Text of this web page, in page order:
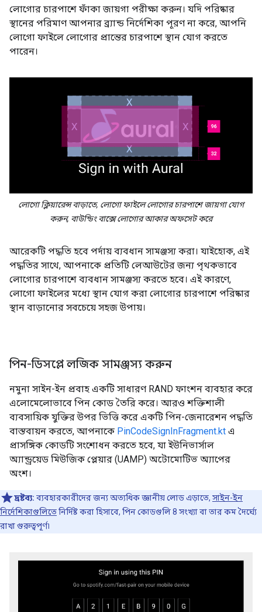
লোগোর চারপাশে ফাঁকা জায়গা পরীক্ষা করুন। যদি পরিষ্কার
স্থানের পরিমাণ আপনার ব্র্যান্ড নির্দেশিকা পূরণ না করে, আপনি
লোগো ফাইলে লোগোর প্রান্তের চারপাশে স্থান যোগ করতে
পারেন।
লোগো ক্লিয়ারেন্স বাড়াতে, লোগো ফাইলে লোগোর চারপাশে জায়গা যোগ
করুন, বাউন্ডিং বাক্সে লোগোর আকার অফসেট করে
আরেকটি পদ্ধতি হবে পর্দায় ব্যবধান সামঞ্জস্য করা। যাইহোক, এই
পদ্ধতির সাথে, আপনাকে প্রতিটি লেআউটের জন্য পৃথকভাবে
লোগোর চারপাশে ব্যবধান সামঞ্জস্য করতে হবে। এই কারণে,
লোগো ফাইলের মধ্যে স্থান যোগ করা লোগোর চারপাশে পরিষ্কার
স্থান বাড়ানোর সবচেয়ে সহজ উপায়।
পিন-ডিসপ্লে লজিক সামঞ্জস্য করুন
নমুনা সাইন-ইন প্রবাহ একটি সাধারণ RAND ফাংশন ব্যবহার করে
এলোমেলোভাবে পিন কোড তৈরি করে। আরও শক্তিশালী
ব্যবসায়িক যুক্তির উপর ভিত্তি করে একটি পিন-জেনারেশন পদ্ধতি
বাস্তবায়ন করতে, আপনাকে PinCodeSignInFragment.kt এ
প্রাসঙ্গিক কোডটি সংশোধন করতে হবে, যা ইউনিভার্সাল
অ্যান্ড্রয়েড মিউজিক প্লেয়ার (UAMP) অটোমোটিভ অ্যাপের
অংশ।
দ্রষ্টব্য: ব্যবহারকারীদের জন্য অত্যধিক জ্ঞানীয় লোড এড়াতে, সাইন-ইন
নির্দেশিকাগুলিতেনির্দিষ্ট করা হিসাবে, পিন কোডগুলি 8 সংখ্যা বা তার কম দৈর্ঘ্যে
রাখা গুরুত্বপূর্ণ৷